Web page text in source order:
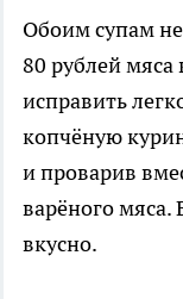
Обоим супам
80 рублей
исправить
копчёную
и проварив
варёного
вкусно.